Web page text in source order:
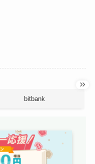
bitbank